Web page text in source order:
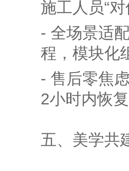
施工人员“
- 全场景适
程，模块化
- 售后零焦
2小时内恢
五、美学共